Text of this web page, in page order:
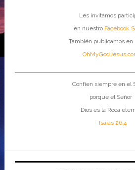
Les invitamos
en nuestro Facebook
También publicamos en
Confíen siempre en el
porque el Señor
Dios es la Roca
- Isaías 26:4